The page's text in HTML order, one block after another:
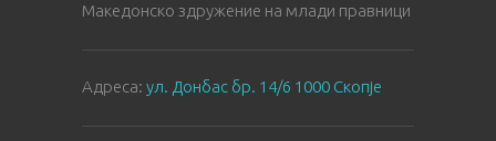
Македонско здружение на млади правници
Aдреса: ул. Донбас бр. 14/6 1000 Скопје